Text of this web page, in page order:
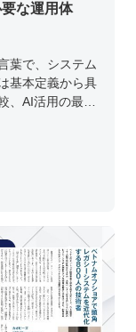
な運用体
葉で、システム
基本定義から具
、AI活用の最新